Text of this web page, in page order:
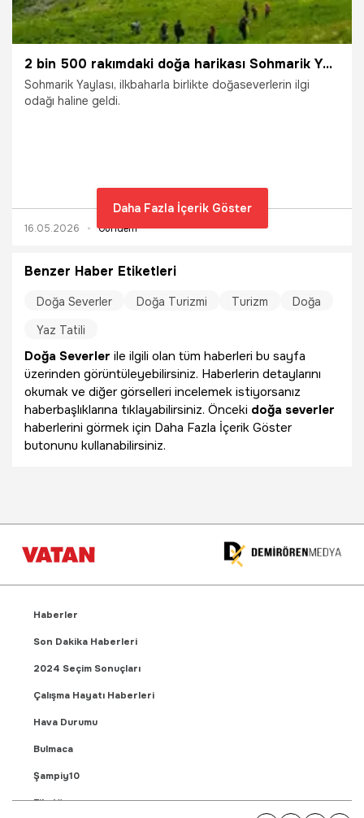
2 bin 500 rakımdaki doğa harikası Sohmarik Yaylası hayran bırakıyor
Sohmarik Yaylası, ilkbaharla birlikte doğaseverlerin ilgi
odağı haline geldi.
16.05.2026 Gündem
Daha Fazla İçerik Göster
Benzer Haber Etiketleri
Doğa Severler Doğa Turizmi Turizm
Doğa
Yaz Tatili
Doğa Severler ile ilgili olan tüm haberleri bu sayfa
üzerinden görüntüleyebilirsiniz. Haberlerin detaylarını
okumak ve diğer görselleri incelemek istiyorsanız
haberbaşlıklarına tıklayabilirsiniz. Önceki doğa severler
haberlerini görmek için Daha Fazla İçerik Göster
butonunu kullanabilirsiniz.
Haberler
Son Dakika Haberleri
2024 Seçim Sonuçları
Çalışma Hayatı Haberleri
Hava Durumu
Bulmaca
Şampiy10
Fikstür